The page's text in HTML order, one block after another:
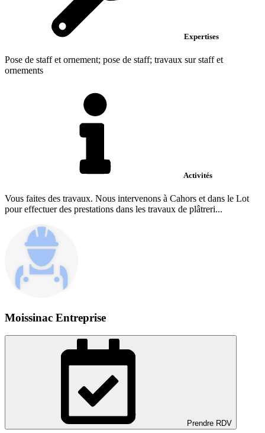
Expertises
Pose de staff et ornement; pose de staff; travaux sur staff et
ornements
Activités
Vous faites des travaux. Nous intervenons à Cahors et dans le Lot
pour effectuer des prestations dans les travaux de plâtreri...
Moissinac Entreprise
Prendre RDV